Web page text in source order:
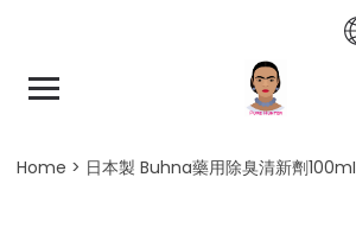
Home 日本製 Buhna藥用除臭清新劑100mI